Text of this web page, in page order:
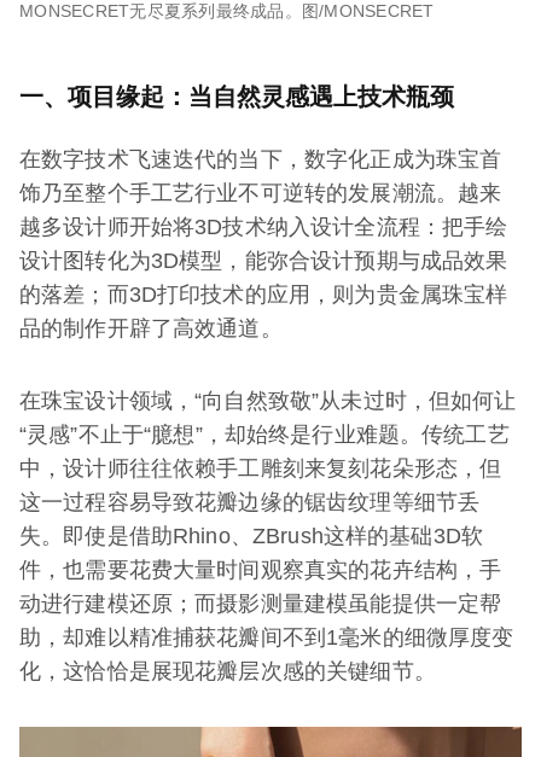
MONSECRET无尽夏系列最终成品。图/MONSECRET
一、项目缘起：当自然灵感遇上技术瓶颈
在数字技术飞速迭代的当下，数字化正成为珠宝首
饰乃至整个手工艺行业不可逆转的发展潮流。越来
越多设计师开始将3D技术纳入设计全流程：把手绘
设计图转化为3D模型，能弥合设计预期与成品效果
的落差；而3D打印技术的应用，则为贵金属珠宝样
品的制作开辟了高效通道。
在珠宝设计领域，“向自然致敬”从未过时，但如何让
“灵感”不止于“臆想”，却始终是行业难题。传统工艺
中，设计师往往依赖手工雕刻来复刻花朵形态，但
这一过程容易导致花瓣边缘的锯齿纹理等细节丢
失。即使是借助Rhino、ZBrush这样的基础3D软
件，也需要花费大量时间观察真实的花卉结构，手
动进行建模还原；而摄影测量建模虽能提供一定帮
助，却难以精准捕获花瓣间不到1毫米的细微厚度变
化，这恰恰是展现花瓣层次感的关键细节。